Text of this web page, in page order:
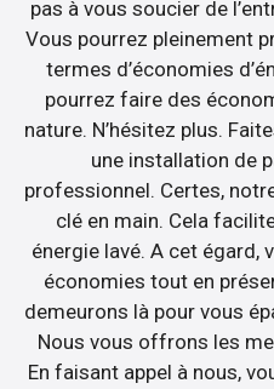
pas à vous soucier de
Vous pourrez pleinement
termes d’économies
pourrez faire des
nature. N’hésitez plus.
une installation de
professionnel. Certes,
clé en main. Cela
énergie lavé. A cet
économies tout en
demeurons là pour vous
Nous vous offrons les
En faisant appel à nous,